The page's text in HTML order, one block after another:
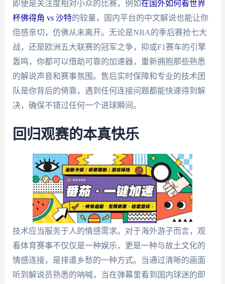
即便是关注度相对小众的比赛，例如在国外如何看世界
杯佛得角 vs 沙特的较量，国内平台的中文解说也能让你
倍感亲切，仿佛从未离开。无论是NBA的季后赛抢七大
战，还是欧洲五大联赛的冠军之争，抑或F1赛车的引擎
轰鸣，你都可以借助可靠的加速器，重新拥抱那些熟悉
的解说声音和赛事氛围。售后实时保障和专业的技术团
队是你背后的倚靠，遇到任何连接问题都能快速得到解
决，确保不错过任何一个进球瞬间。
回归观赛的本真快乐
技术应当服务于人的情感需求。对于海外游子而言，观
看体育赛事不仅仅是一种娱乐，更是一种与故土文化的
情感连接，是排遣乡愁的一种方式。当通过清晰的画面
听到解说员熟悉的呐喊，当在弹幕里看到国内球迷的即